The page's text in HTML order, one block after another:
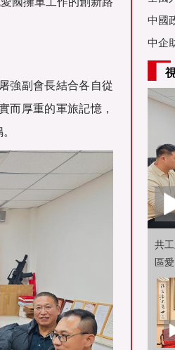
強副會長結合各自從
而厚重的軍旅記憶，
亞舉
中國
中企
共
區